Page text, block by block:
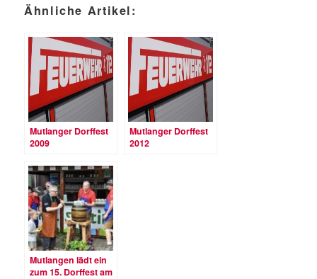
Ähnliche Artikel:
Mutlanger Dorffest
2009
Mutlanger Dorffest
2012
Mutlangen lädt ein
zum 15. Dorffest am